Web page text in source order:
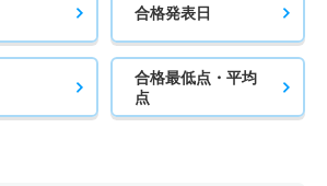
合格発表日
合格最低点・平均
点